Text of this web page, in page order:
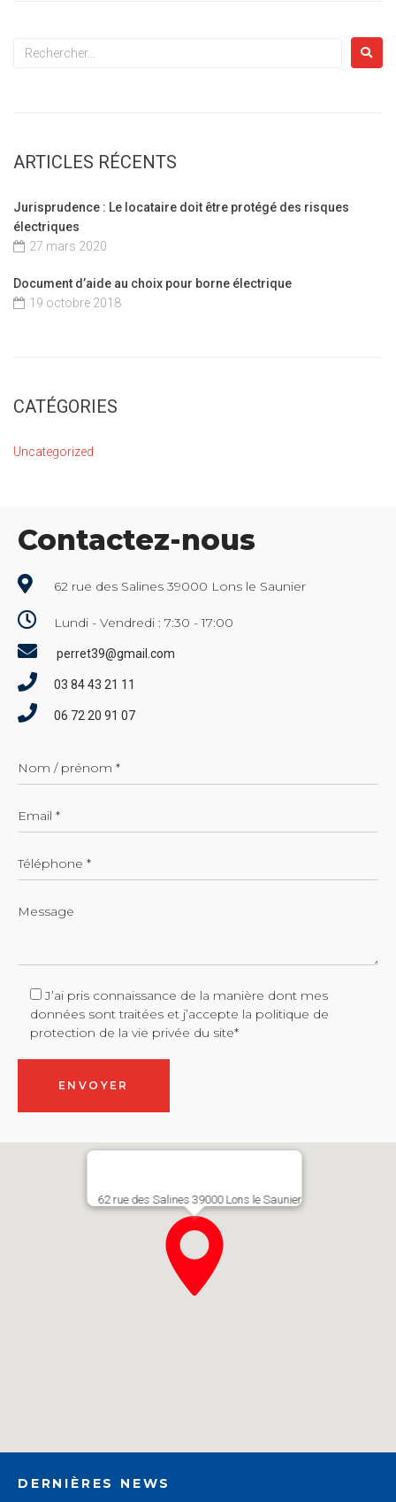
ARTICLES RÉCENTS
Jurisprudence : Le locataire doit être protégé des risques
électriques
27 mars 2020
Document d’aide au choix pour borne électrique
19 octobre 2018
CATÉGORIES
Uncategorized
Contactez-nous
62 rue des Salines 39000 Lons le Saunier
Lundi - Vendredi : 7:30 - 17:00
perret39@gmail.com
03 84 43 21 11
06 72 20 91 07
J’ai pris connaissance de la manière dont mes
données sont traitées et j’accepte la politique de
protection de la vie privée du site*
62 rue des Salines 39000 Lons le Saunier​
DERNIÈRES NEWS